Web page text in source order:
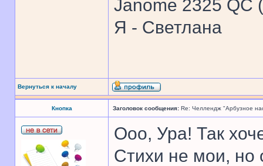
Janome 2325 QC
Я - Светлана
Вернуться к началу
Кнопка Заголовок сообщения: Re: Челлендж "Арбузное
Ооо, Ура! Так
Стихи не мои, но